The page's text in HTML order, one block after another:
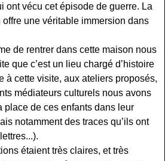
ont vécu cet épisode de guerre. La
une véritable immersion dans
de rentrer dans cette maison nous
que c’est un lieu chargé d’histoire
à cette visite, aux ateliers proposés,
médiateurs culturels nous avons
place de ces enfants dans leur
notamment des traces qu’ils ont
étaient très claires, et très